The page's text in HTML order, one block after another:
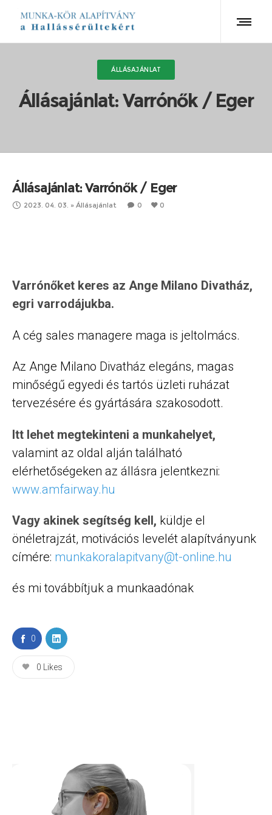
ÁLLÁSAJÁNLAT
Állásajánlat: Varrónők / Eger
Állásajánlat: Varrónők / Eger
2023. 04. 03. » Állásajánlat 0 0
Varrónőket keres az Ange Milano Divatház,
egri varrodájukba.
A cég sales managere maga is jeltolmács.
Az Ange Milano Divatház elegáns, magas
minőségű egyedi és tartós üzleti ruházat
tervezésére és gyártására szakosodott.
Itt lehet megtekinteni a munkahelyet,
valamint az oldal alján található
elérhetőségeken az állásra jelentkezni:
www.amfairway.hu
Vagy akinek segítség kell, küldje el
önéletrajzát, motivációs levelét alapítványunk
címére: munkakoralapitvany@t-online.hu
és mi továbbítjuk a munkaadónak
0
0 Likes